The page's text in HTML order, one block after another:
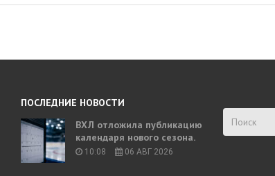
ПОСЛЕДНИЕ НОВОСТИ
ВХЛ отложила публикацию
календаря нового сезона.
10:08 06 АВГ 2026